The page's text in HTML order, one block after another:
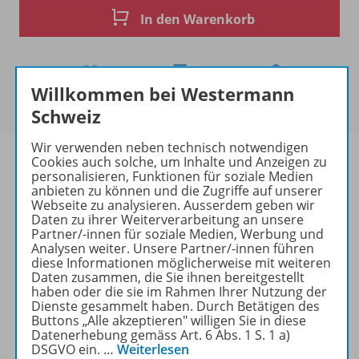
In den Warenkorb
Produktinformationen
Beschreibung
Zugehörige Produkte
Willkommen bei Westermann
Schweiz
Wir verwenden neben technisch notwendigen
Cookies auch solche, um Inhalte und Anzeigen zu
personalisieren, Funktionen für soziale Medien
anbieten zu können und die Zugriffe auf unserer
Webseite zu analysieren. Ausserdem geben wir
Daten zu ihrer Weiterverarbeitung an unsere
Partner/-innen für soziale Medien, Werbung und
Analysen weiter. Unsere Partner/-innen führen
diese Informationen möglicherweise mit weiteren
Daten zusammen, die Sie ihnen bereitgestellt
haben oder die sie im Rahmen Ihrer Nutzung der
Dienste gesammelt haben. Durch Betätigen des
Buttons „Alle akzeptieren" willigen Sie in diese
Datenerhebung gemäss Art. 6 Abs. 1 S. 1 a)
DSGVO ein. … Weiterlesen